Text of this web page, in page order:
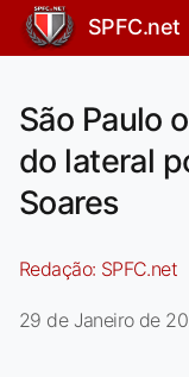
SPFC.net
São Paulo
do lateral
Soares
Redação: SPFC.net
29 de Janeiro de